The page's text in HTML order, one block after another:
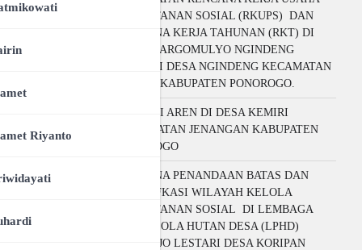
Riyanto
PERHUTANAN SOSIAL (RKUPS) DAN
RENCANA KERJA TAHUNAN (RKT) DI
LPHD MARGOMULYO NGINDENG
LESTARI DESA NGINDENG KECAMATAN
SAWOO KABUPATEN PONOROGO.
POTENSI AREN DI DESA KEMIRI
KECAMATAN JENANGAN KABUPATEN
PONOROGO
RENCANA PENANDAAN BATAS DAN
IDENTIFKASI WILAYAH KELOLA
PERHUTANAN SOSIAL DI LEMBAGA
PENGELOLA HUTAN DESA (LPHD)
WONO IJO LESTARI DESA KORIPAN